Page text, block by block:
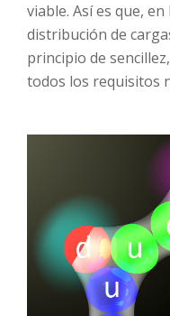
viable. Así es que,
distribución de
principio de
todos los requisitos